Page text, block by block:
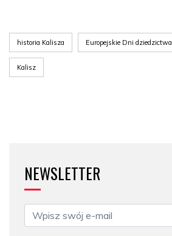
historia Kalisza Europejskie Dni dziedzictwa
Kalisz
NEWSLETTER